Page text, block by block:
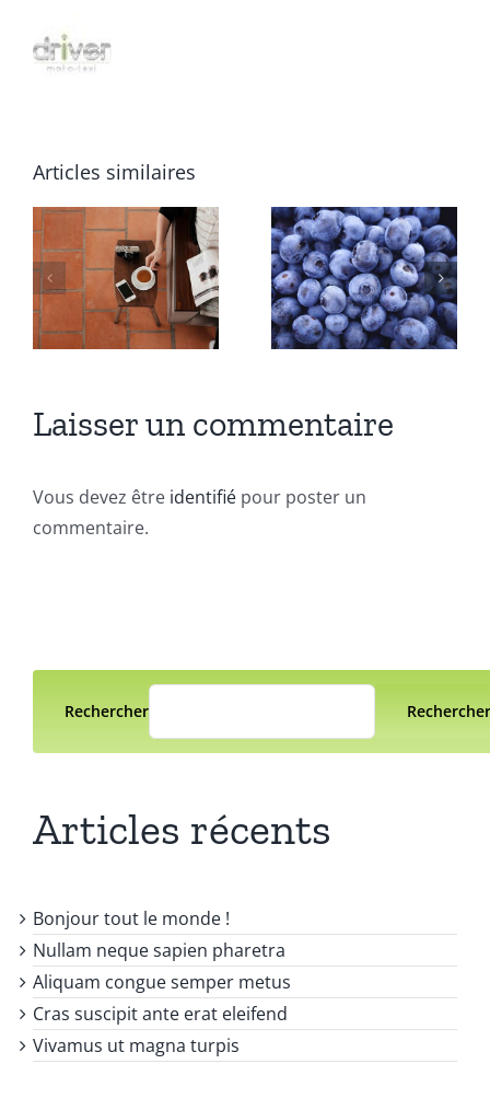
Articles similaires
Fusce
cursus
dolor sit
Aenean
tempor
metus,
Laisser un commentaire
Vous devez être identifié pour poster un
commentaire.
Rechercher Rechercher
Articles récents
Bonjour tout le monde !
Nullam neque sapien pharetra
Aliquam congue semper metus
Cras suscipit ante erat eleifend
Vivamus ut magna turpis